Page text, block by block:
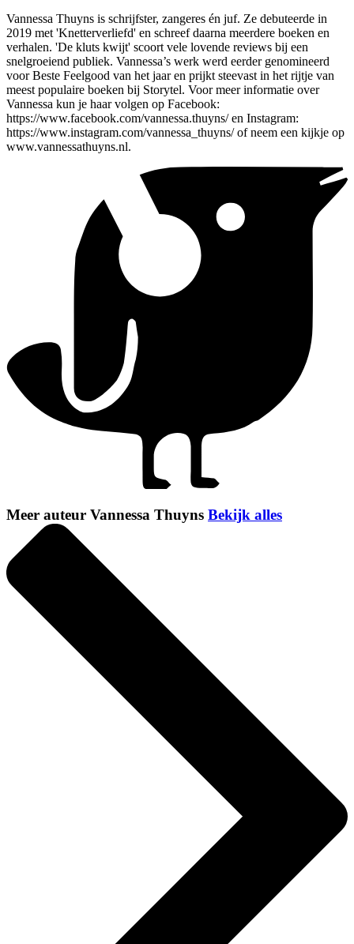
Vannessa Thuyns is schrijfster, zangeres én juf. Ze debuteerde in
2019 met 'Knetterverliefd' en schreef daarna meerdere boeken en
verhalen. 'De kluts kwijt' scoort vele lovende reviews bij een
snelgroeiend publiek. Vannessa’s werk werd eerder genomineerd
voor Beste Feelgood van het jaar en prijkt steevast in het rijtje van
meest populaire boeken bij Storytel. Voor meer informatie over
Vannessa kun je haar volgen op Facebook:
https://www.facebook.com/vannessa.thuyns/ en Instagram:
https://www.instagram.com/vannessa_thuyns/ of neem een kijkje op
www.vannessathuyns.nl.
Meer auteur Vannessa Thuyns Bekijk alles